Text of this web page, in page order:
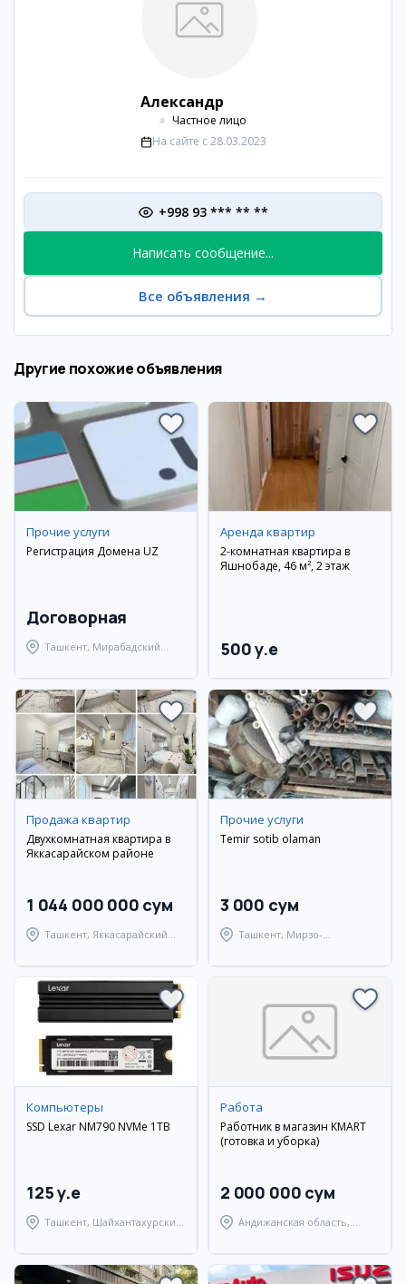
Александр
Частное лицо
На сайте с 28.03.2023
+998 93 *** ** **
Написать сообщение...
Все объявления →
Другие похожие объявления
Прочие услуги
Регистрация Домена UZ
Договорная
Ташкент, Мирабадский
Аренда квартир
2-комнатная квартира в
Яшнобаде, 46 м², 2 этаж
500 y.e
Продажа квартир
Двухкомнатная квартира в
Яккасарайском районе
1 044 000 000 сум
Ташкент, Яккасарайский
Прочие услуги
Temir sotib olaman
3 000 сум
Ташкент, Мирзо-
Компьютеры
SSD Lexar NM790 NVMe 1TB
125 y.e
Ташкент, Шайхантахурский
Работа
Работник в магазин KMART
(готовка и уборка)
2 000 000 сум
Андижанская область,